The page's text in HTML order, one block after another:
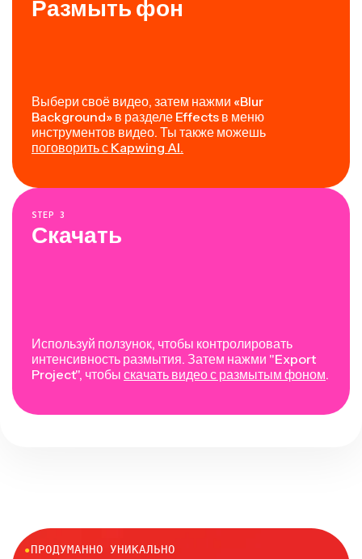
Размыть фон
Выбери своё видео, затем нажми «Blur
Background» в разделе Effects в меню
инструментов видео. Ты также можешь
поговорить с Kapwing AI.
STEP 3
Скачать
Используй ползунок, чтобы контролировать
интенсивность размытия. Затем нажми "Export
Project", чтобы скачать видео с размытым фоном.
●ПРОДУМАННО УНИКАЛЬНО